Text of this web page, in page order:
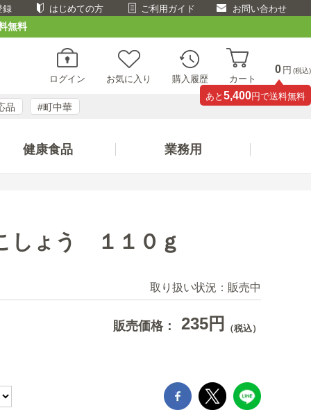
録 はじめての方 ご利用ガイド お問い合わせ
無料
ログイン お気に入り 購入履歴 カート
0 円 (税込)
あと 5,400円で送料無料
品 #町中華
健康食品 業務用
しょう １１０ｇ
取り扱い状況： 販売中
販売価格： 235円 （税込）